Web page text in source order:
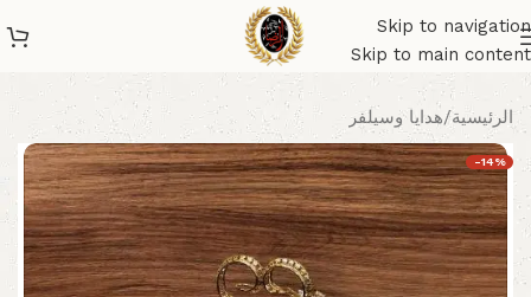
Skip to navigation
Skip to main content
الرئيسية/هدايا وسيلفر
-14%